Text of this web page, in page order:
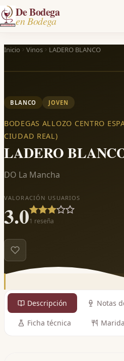
De Bodega
en Bodega
Inicio Vinos LADERO BLANCO
BLANCO JOVEN
BODEGAS ALLOZO CENTRO
CIUDAD REAL)
LADERO
DO La Mancha
VALORACIÓN USUARIOS
3.01 reseña
Descripción Notas
Ficha técnica